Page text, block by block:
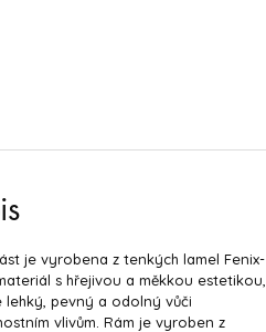
je vyrobena z tenkých lamel Fenix-
s hřejivou a měkkou estetikou,
lehký, pevný a odolný vůči
vlivům. Rám je vyroben z